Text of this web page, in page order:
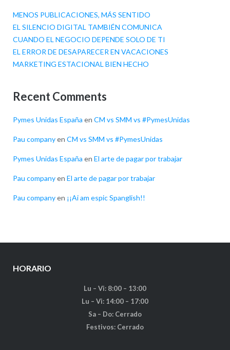
MENOS PUBLICACIONES, MÁS SENTIDO
EL SILENCIO DIGITAL TAMBIÉN COMUNICA
CUANDO EL NEGOCIO DEPENDE SOLO DE TI
EL ERROR DE DESAPARECER EN VACACIONES
MARKETING ESTACIONAL BIEN HECHO
Recent Comments
Pymes Unidas España en CM vs SMM vs #PymesUnidas
Pau companyen CM vs SMM vs #PymesUnidas
Pymes Unidas España en El arte de pagar por trabajar
Pau companyen El arte de pagar por trabajar
Pau companyen ¡¡Ai am espic Spanglish!!
HORARIO
Lu – Vi: 8:00 – 13:00
Lu – Vi: 14:00 – 17:00
Sa – Do: Cerrado
Festivos: Cerrado